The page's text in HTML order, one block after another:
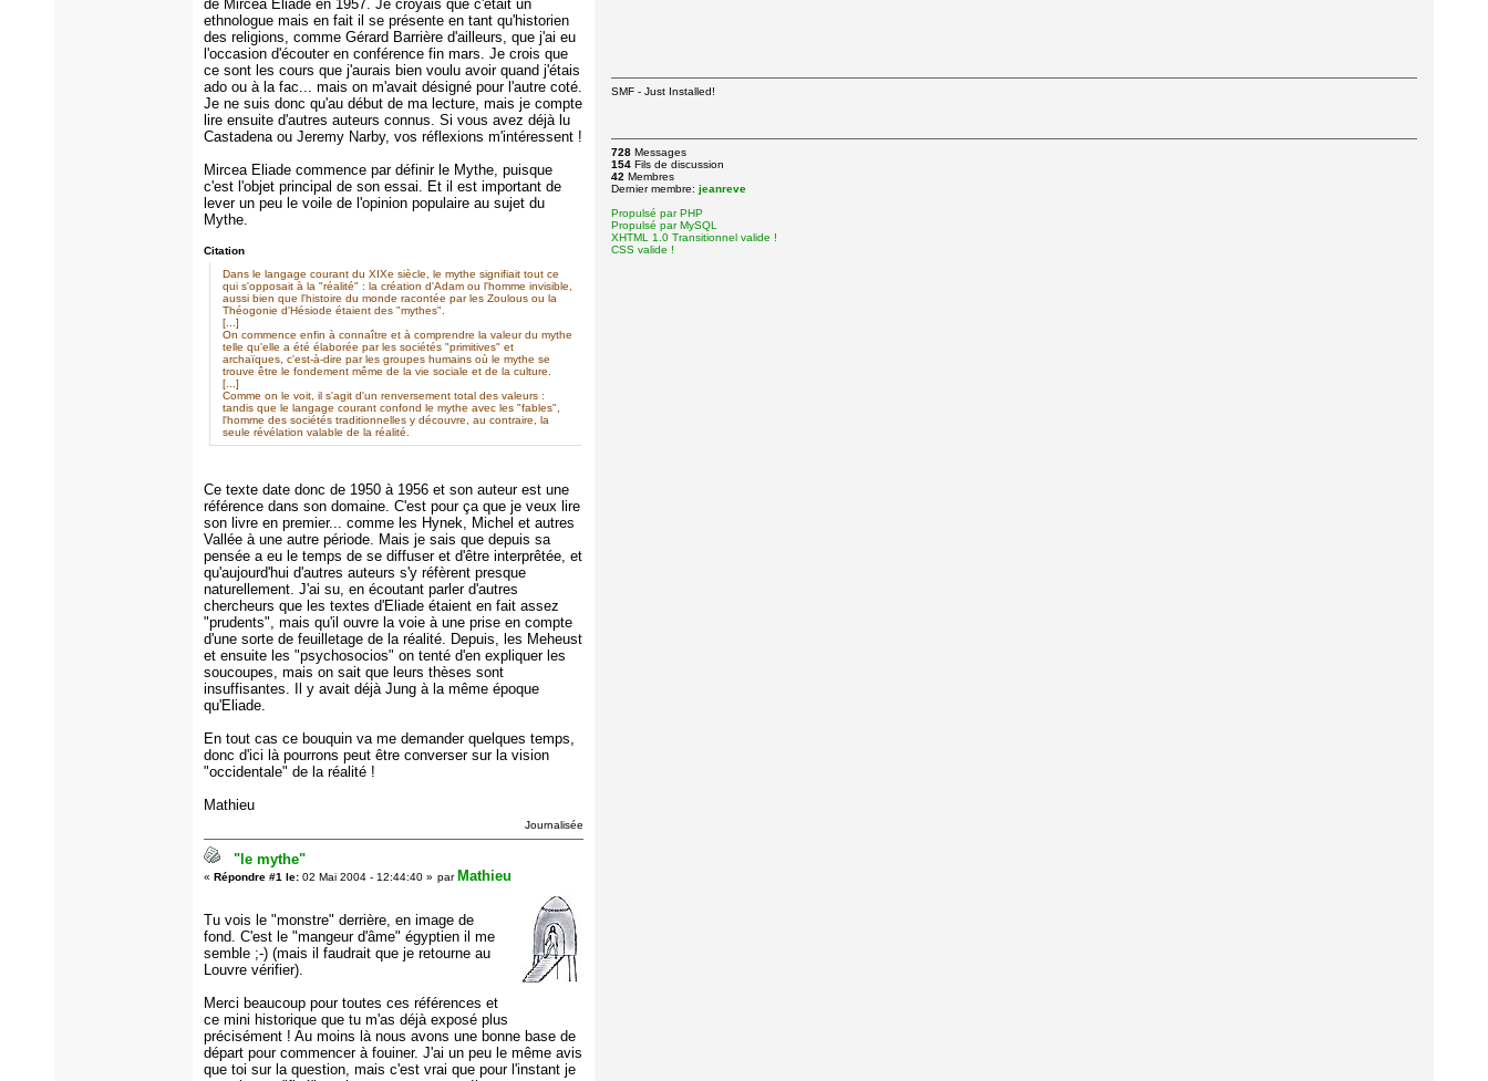
de Mircea Eliade en 1957. Je croyais que c'était un
ethnologue mais en fait il se présente en tant qu'historien
des religions, comme Gérard Barrière d'ailleurs, que j'ai eu
l'occasion d'écouter en conférence fin mars. Je crois que
ce sont les cours que j'aurais bien voulu avoir quand j'étais
ado ou à la fac... mais on m'avait désigné pour l'autre coté.
Je ne suis donc qu'au début de ma lecture, mais je compte
lire ensuite d'autres auteurs connus. Si vous avez déjà lu
Castadena ou Jeremy Narby, vos réflexions m'intéressent !
Mircea Eliade commence par définir le Mythe, puisque
c'est l'objet principal de son essai. Et il est important de
lever un peu le voile de l'opinion populaire au sujet du
Mythe.
Citation
Dans le langage courant du XIXe siècle, le mythe signifiait tout ce
qui s'opposait à la "réalité" : la création d'Adam ou l'homme invisible,
aussi bien que l'histoire du monde racontée par les Zoulous ou la
Théogonie d'Hésiode étaient des "mythes".
[...]
On commence enfin à connaître et à comprendre la valeur du mythe
telle qu'elle a été élaborée par les sociétés "primitives" et
archaïques, c'est-à-dire par les groupes humains où le mythe se
trouve être le fondement même de la vie sociale et de la culture.
[...]
Comme on le voit, il s'agit d'un renversement total des valeurs :
tandis que le langage courant confond le mythe avec les "fables",
l'homme des sociétés traditionnelles y découvre, au contraire, la
seule révélation valable de la réalité.
Ce texte date donc de 1950 à 1956 et son auteur est une
référence dans son domaine. C'est pour ça que je veux lire
son livre en premier... comme les Hynek, Michel et autres
Vallée à une autre période. Mais je sais que depuis sa
pensée a eu le temps de se diffuser et d'être interprêtée, et
qu'aujourd'hui d'autres auteurs s'y réfèrent presque
naturellement. J'ai su, en écoutant parler d'autres
chercheurs que les textes d'Eliade étaient en fait assez
"prudents", mais qu'il ouvre la voie à une prise en compte
d'une sorte de feuilletage de la réalité. Depuis, les Meheust
et ensuite les "psychosocios" on tenté d'en expliquer les
soucoupes, mais on sait que leurs thèses sont
insuffisantes. Il y avait déjà Jung à la même époque
qu'Eliade.
En tout cas ce bouquin va me demander quelques temps,
donc d'ici là pourrons peut être converser sur la vision
"occidentale" de la réalité !
Mathieu
Journalisée
"le mythe"
« Répondre #1 le: 02 Mai 2004 - 12:44:40 » par Mathieu
Tu vois le "monstre" derrière, en image de
fond. C'est le "mangeur d'âme" égyptien il me
semble ;-) (mais il faudrait que je retourne au
Louvre vérifier).
Merci beaucoup pour toutes ces références et
ce mini historique que tu m'as déjà exposé plus
précisément ! Au moins là nous avons une bonne base de
départ pour commencer à fouiner. J'ai un peu le même avis
que toi sur la question, mais c'est vrai que pour l'instant je
SMF - Just Installed!
728 Messages
154 Fils de discussion
42 Membres
Dernier membre: jeanreve
Propulsé par PHP
Propulsé par MySQL
XHTML 1.0 Transitionnel valide !
CSS valide !